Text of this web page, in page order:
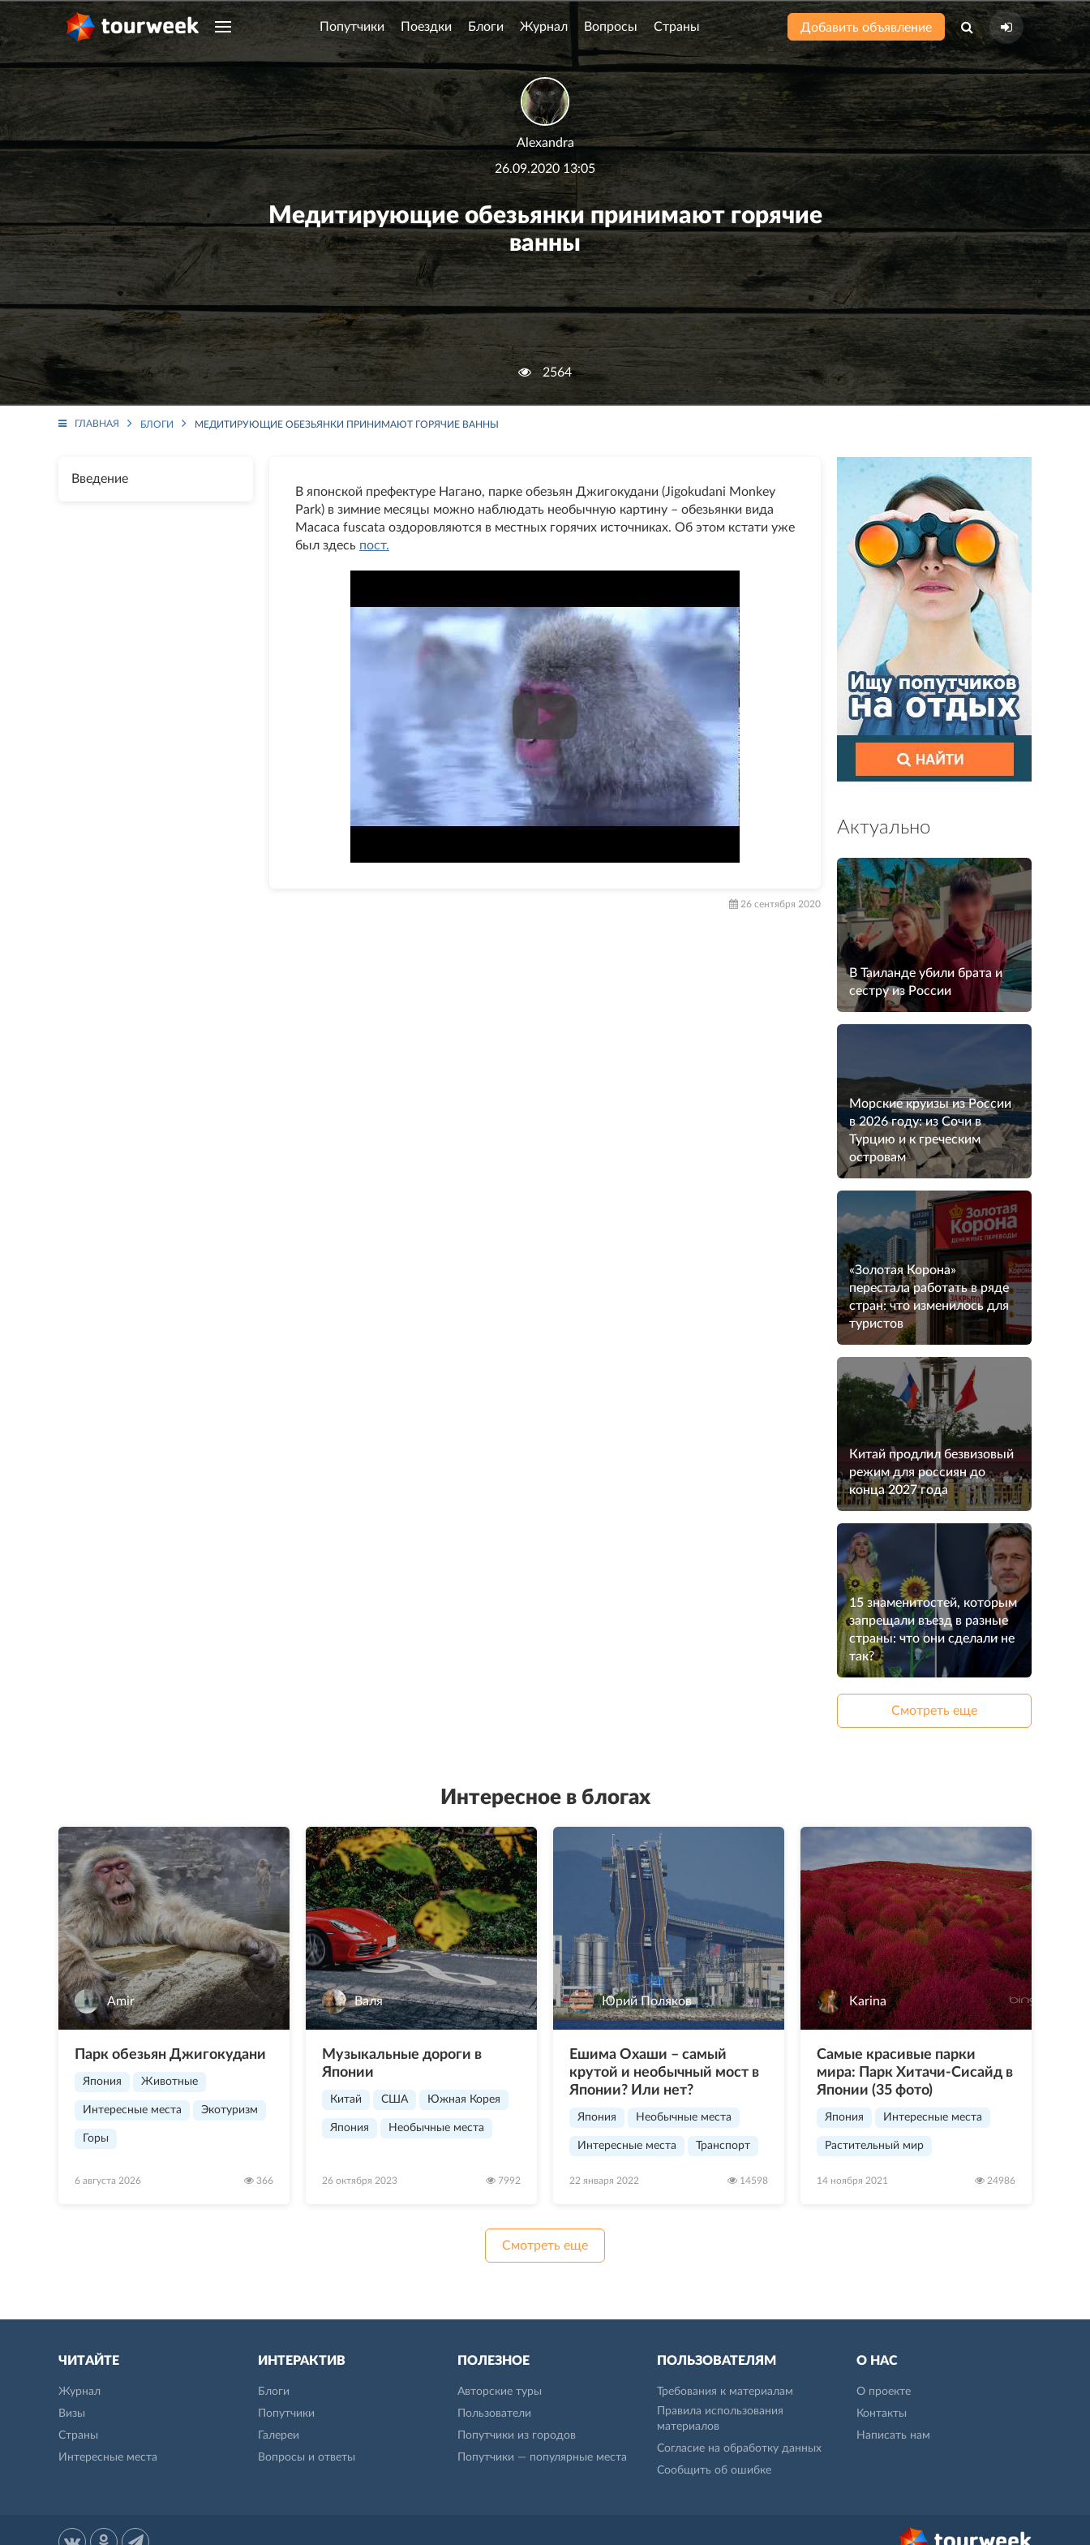
Попутчики Поездки Блоги Журнал Вопросы Страны Добавить объявление
Alexandra
26.09.2020 13:05
Медитирующие обезьянки принимают горячие
ванны
2564
ГЛАВНАЯ БЛОГИ МЕДИТИРУЮЩИЕ ОБЕЗЬЯНКИ ПРИНИМАЮТ ГОРЯЧИЕ ВАННЫ
Введение
В японской префектуре Нагано, парке обезьян Джигокудани (Jigokudani Monkey
Park) в зимние месяцы можно наблюдать необычную картину – обезьянки вида
Macaca fuscata оздоровляются в местных горячих источниках. Об этом кстати уже
был здесь пост.
26 сентября 2020
Актуально
В Таиланде убили брата и
сестру из России
Морские круизы из России
в 2026 году: из Сочи в
Турцию и к греческим
островам
«Золотая Корона»
перестала работать в ряде
стран: что изменилось для
туристов
Китай продлил безвизовый
режим для россиян до
конца 2027 года
15 знаменитостей, которым
запрещали въезд в разные
страны: что они сделали не
так?
Смотреть еще
Интересное в блогах
Amir
Парк обезьян Джигокудани
Япония Животные
Интересные места Экотуризм
Горы
6 августа 2026 366
Валя
Музыкальные дороги в
Японии
Китай США Южная Корея
Япония Необычные места
26 октября 2023 7992
Юрий Поляков
Ешима Охаши – самый
крутой и необычный мост в
Японии? Или нет?
Япония Необычные места
Интересные места Транспорт
Архитектура
22 января 2022 14598
Karina
Самые красивые парки
мира: Парк Хитачи-Сисайд в
Японии (35 фото)
Япония Интересные места
Растительный мир
14 ноября 2021 24986
Смотреть еще
ЧИТАЙТЕ
Журнал
Визы
Страны
Интересные места
ИНТЕРАКТИВ
Блоги
Попутчики
Галереи
Вопросы и ответы
ПОЛЕЗНОЕ
Авторские туры
Пользователи
Попутчики из городов
Попутчики — популярные места
ПОЛЬЗОВАТЕЛЯМ
Требования к материалам
Правила использования
материалов
Согласие на обработку данных
Сообщить об ошибке
О НАС
О проекте
Контакты
Написать нам